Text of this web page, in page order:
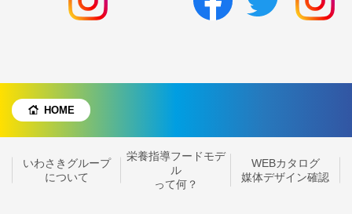
HOME
いわさきグループ
について
栄養指導フードモデ
ル
って何？
WEBカタログ
媒体デザイン確認